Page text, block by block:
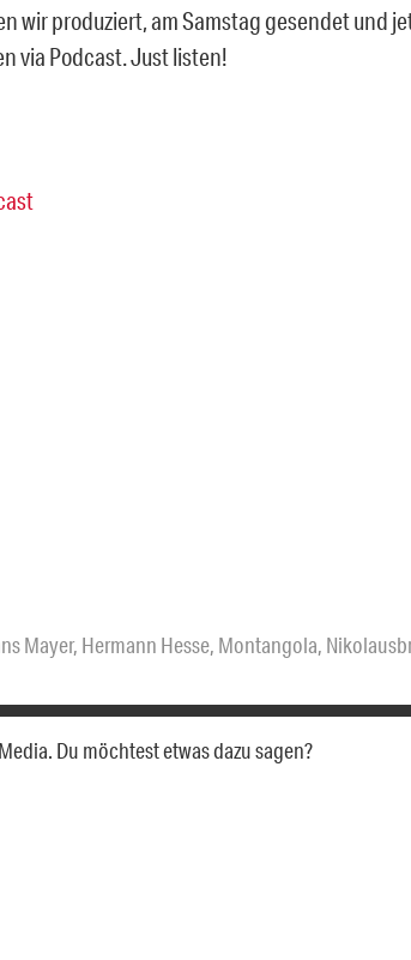
wir produziert, am Samstag gesendet und
via Podcast. Just listen!
Mayer, Hermann Hesse, Montangola,
Du möchtest etwas dazu sagen?